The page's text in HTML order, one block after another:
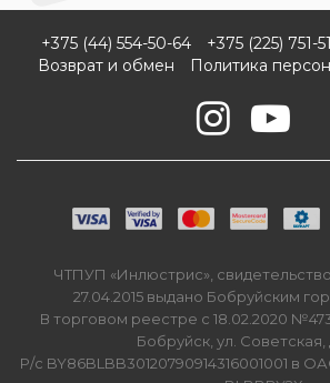
+375 (44) 554-50-64 +375 (225) 751-
Возврат и обмен
Политика
ЧТПУП «Инлюстрис»,
27.04.2015 выдано Бобруйским
В торговом реестре с 18.02.2020
Бобруйск, ул. Советская,
Р/с BY86BLBB30120790914316001001 в